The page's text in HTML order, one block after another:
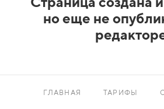
но еще не
ГЛАВНАЯ ТАРИФЫ